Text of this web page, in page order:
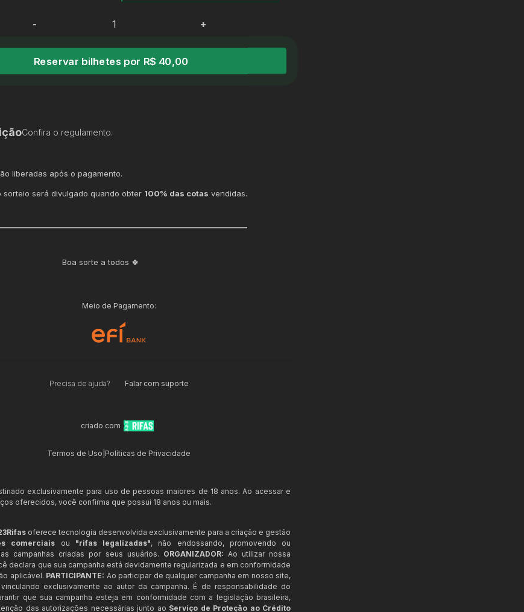
- +
Reservar bilhetes por R$ 40,00
Confira o regulamento.
liberadas após o pagamento.
sorteio será divulgado quando obter 100% das cotas vendidas.
Boa sorte a todos 🍀
Meio de Pagamento:
Precisa de ajuda? Falar com suporte
criado com
Termos de Uso Políticas de Privacidade
exclusivamente para uso de pessoas maiores de 18 anos. Ao acessar e
oferecidos, você confirma que possui 18 anos ou mais.
oferece tecnologia desenvolvida exclusivamente para a criação e gestão
comerciais ou "rifas legalizadas", não endossando, promovendo ou
campanhas criadas por seus usuários. ORGANIZADOR: Ao utilizar nossa
declara que sua campanha está devidamente regularizada e em conformidade
aplicável. PARTICIPANTE: Ao participar de qualquer campanha em nosso site,
exclusivamente ao autor da campanha. É de responsabilidade do
que sua campanha esteja em conformidade com a legislação brasileira,
das autorizações necessárias junto ao Serviço de Proteção ao Crédito